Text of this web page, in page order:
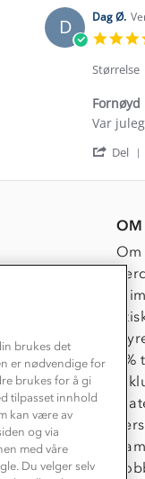
May
2026
gave.
D Dag Ø.
Størrelse
Fornøyd
Review
Dag
on
2026
review
Fornøyd
Var
Del
OM
brukes det
er nødvendige for
brukes for å gi
tilpasset innhold
kan være av
og via
med våre
Du velger selv